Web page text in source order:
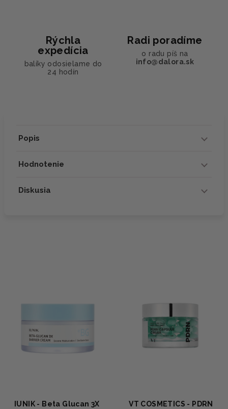
Rýchla
expedícia
balíky odosielame do
24 hodín
Radi poradíme
o radu píš na
info@dalora.sk
Popis
Hodnotenie
Diskusia
IUNIK - Beta Glucan 3X
VT COSMETICS - PDRN